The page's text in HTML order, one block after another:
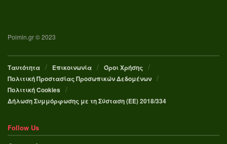
Poimin.gr © 2023
Ταυτότητα Επικοινωνία
Όροι Χρήσης
Πολιτική Προστασίας Προσωπικών Δεδομένων
Πολιτική Cookies
Δήλωση Συμμόρφωσης με τη Σύσταση (ΕΕ) 2018/334
Follow Us